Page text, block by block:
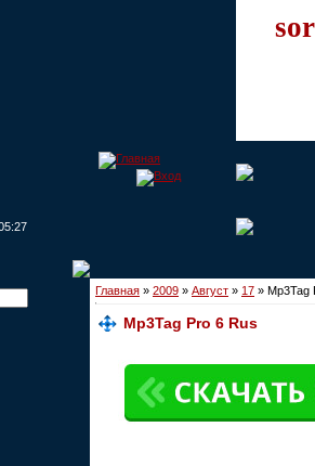
Главная » 2009 » Август » 17 » Mp3Tag
Mp3Tag Pro 6 Rus